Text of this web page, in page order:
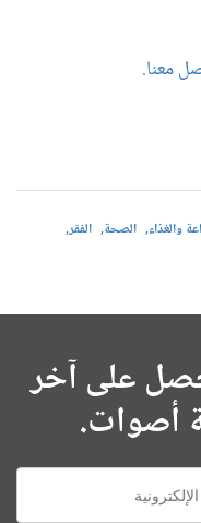
معنا.
والغذاء الصحة الفقر
على آخر
أصوات.